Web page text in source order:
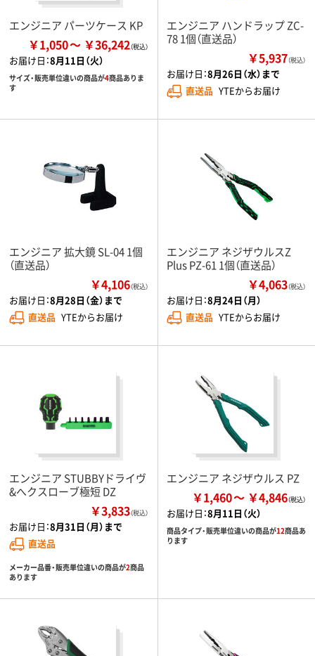
エンジニア パーツケース KP
￥1,050 ￥36,242
お届け日：8月11日（火）
サイズ・販売単位違いの商品が4商品ありま
す
エンジニア ハンドラップ ZC-
78 1個（直送品）
￥5,937（税込）
お届け日：8月26日（水）まで
直送品 YTEからお届け
エンジニア 拡大鏡 SL-04 1個
（直送品）
￥4,106（税込）
お届け日：8月28日（金）まで
直送品 YTEからお届け
エンジニア ネジザウルスZ
Plus PZ-61 1個（直送品）
￥4,063（税込）
お届け日：8月24日（月）
直送品 YTEからお届け
エンジニア STUBBYドライヴ
&へクスローブ極短 DZ
￥3,833（税込）
お届け日：8月31日（月）まで
直送品
メーカー品番・販売単位違いの商品が2商品
あります
エンジニア ネジザウルス PZ
￥1,460 ￥4,846
お届け日：8月11日（火）
商品タイプ・販売単位違いの商品が12商品あ
ります